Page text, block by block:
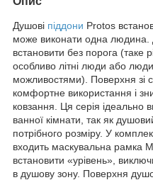
Душові піддони Protos
може виконати одна
встановити без порога (таке
особливо літні люди або
можливостями). Поверхня зі
комфортне використання і
ковзання. Ця серія ідеально
ванної кімнати, так як
потрібного розміру. У
входить маскувальна рамка
встановити «урівень»,
в душову зону. Поверхня